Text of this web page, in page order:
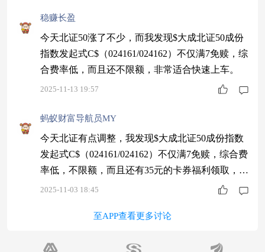
稳赚长盈
今天北证50涨了不少，而我发现$大成北证50成份
指数发起式C$（024161/024162）不仅满7免赎，综
合费率低，而且还不限额，非常适合快速上车。
2025-11-13 19:57
蚂蚁财富导航员MY
今天北证有点调整，我发现$大成北证50成份指数
发起式C$（024161/024162）不仅满7免赎，综合费
率低，不限额，而且还有35元的卡券福利领取，真
是太香了
2025-11-03 18:45
至APP查看更多讨论